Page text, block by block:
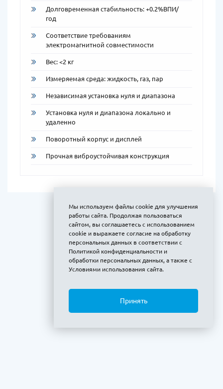
Долговременная стабильность: +0.2%ВПИ/
год
Соответствие требованиям
электромагнитной совместимости
Вес: <2 кг
Измеряемая среда: жидкость, газ, пар
Независимая установка нуля и диапазона
Установка нуля и диапазона локально и
удаленно
Поворотный корпус и дисплей
Прочная виброустойчивая конструкция
Мы используем файлы cookie для улучшения
работы сайта. Продолжая пользоваться
сайтом, вы соглашаетесь с использованием
cookie и выражаете согласие на обработку
персональных данных в соответствии с
Политикой конфиденциальности и
обработки персональных данных, а также с
Условиями использования сайта.
Принять